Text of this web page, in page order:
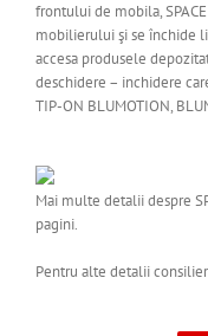
frontului de mobila,
mobilierului şi se închide
accesa produsele
deschidere – inchidere
TIP-ON BLUMOTION,
Mai multe detalii despre
pagini.
Pentru alte detalii